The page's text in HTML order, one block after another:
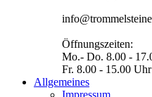
Öffnungszeiten:
Mo.- Do. 8.00 -
Fr. 8.00 - 15.00 Uhr
Allgemeines
Impressum